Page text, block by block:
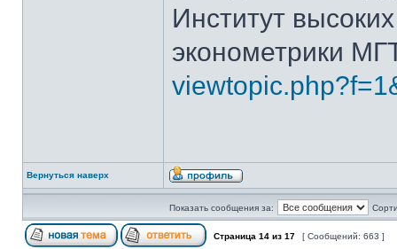
Институт
эконометрики
Вернуться наверх
Показать сообщения за:
Страница 14 из 17 [ Сообщений: 663 ]